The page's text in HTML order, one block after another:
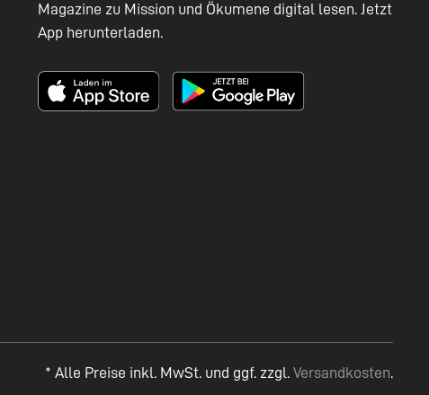
Magazine zu Mission und Ökumene digital lesen. Jetzt
App herunterladen.
* Alle Preise inkl. MwSt. und ggf. zzgl. Versandkosten.